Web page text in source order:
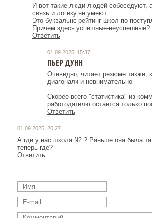
И вот такие люди людей собеседуют,
связь и логику не умеют.
Это буквально рейтинг школ по
Причем здесь успешные-неуспешные?
Ответить
01.09.2025, 15:37
ПЬЕР ДУНН
Очевидно, читает резюме также,
диагонали и невнимательно
Скорее всего "статистика" из
работодателю остаётся только
Ответить
01.09.2025, 20:27
А где у нас школа N2 ? Раньше она была
теперь где?
Ответить